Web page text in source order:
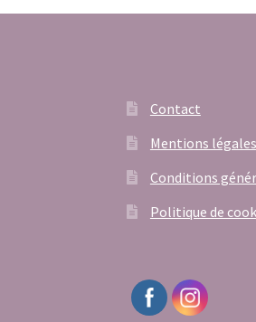
Contact
Mentions légales
Conditions
Politique de